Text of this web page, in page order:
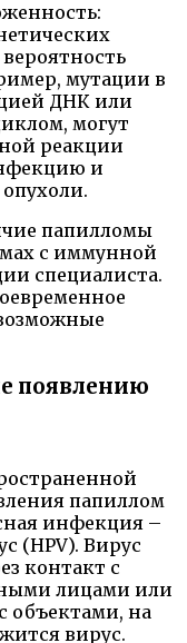
мутации в
ДНК или
могут
реакции
и
папилломы
с иммунной
специалиста.
появлению
папиллом
инфекция –
(HPV). Вирус
контакт с
лицами или
объектами, на
вирус.